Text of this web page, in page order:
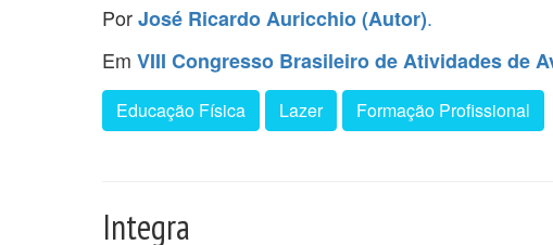
PorJosé Ricardo Auricchio (Autor).
Em VIII Congresso Brasileiro de Atividades de
Educação Física Lazer Formação Profissional
Integra